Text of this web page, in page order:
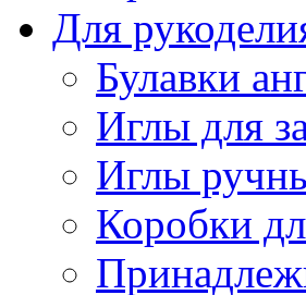
Для
Булавки
Иглы для
Иглы
Коробки